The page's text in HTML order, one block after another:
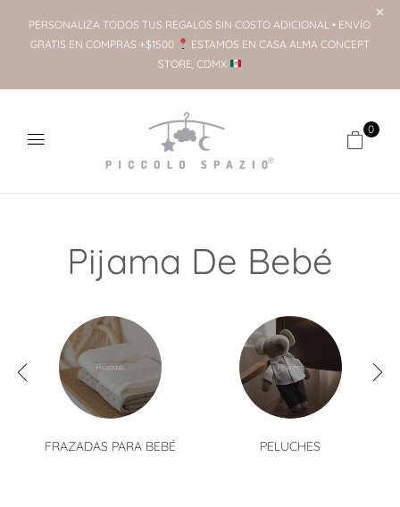
PERSONALIZA TODOS TUS REGALOS SIN COSTO ADICIONAL • ENVÍO
GRATIS EN COMPRAS +$1500
ESTAMOS EN CASA ALMA CONCEPT
STORE, CDMX
0
Pijama De Bebé
FRAZADAS PARA BEBÉ PELUCHES